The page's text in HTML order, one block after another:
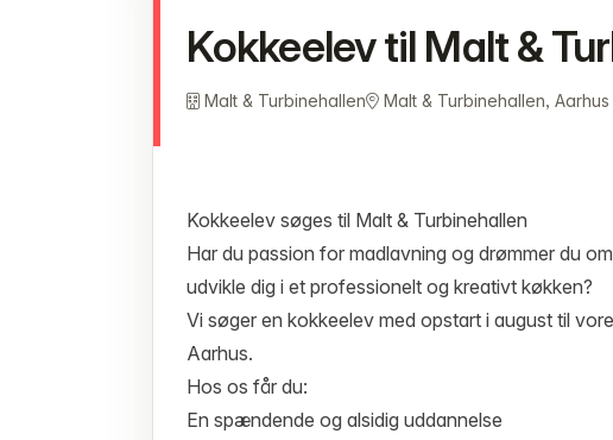
Kokkeelev til Malt &
Malt & Turbinehallen Malt & Turbinehallen, Aarhus
Kokkeelev søges til Malt & Turbinehallen
Har du passion for madlavning og drømmer du
udvikle dig i et professionelt og kreativt køkken?
Vi søger en kokkeelev med opstart i august til
Aarhus.
Hos os får du:
En spændende og alsidig uddannelse